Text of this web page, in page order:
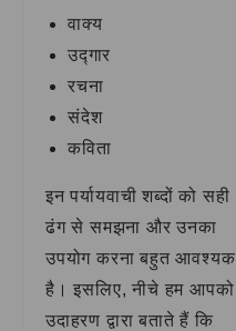
वाक्य
उद्गार
रचना
संदेश
कविता
इन पर्यायवाची शब्दों को सही
ढंग से समझना और उनका
उपयोग करना बहुत आवश्यक
है। इसलिए, नीचे हम आपको
उदाहरण द्वारा बताते हैं कि